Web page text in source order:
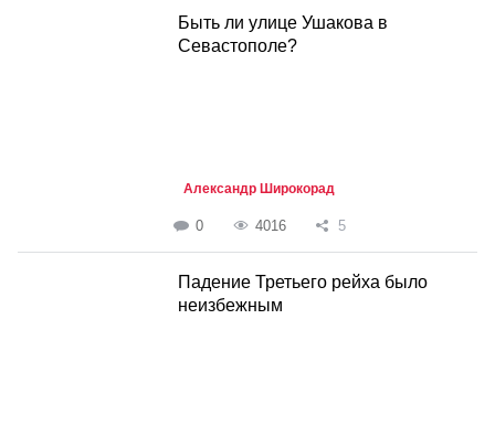
Быть ли улице Ушакова в
Севастополе?
Александр Широкорад
0 4016 5
Падение Третьего рейха было
неизбежным